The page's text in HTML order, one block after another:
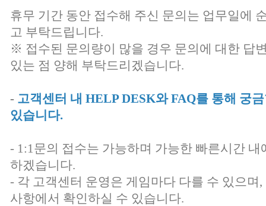
휴무 기간 동안 접수해 주신 문의는 업무일에
고 부탁드립니다.
※ 접수된 문의량이 많을 경우 문의에 대한 답
있는 점 양해 부탁드리겠습니다.
- 고객센터 내 HELP DESK와 FAQ를 통해 궁
있습니다.
- 1:1문의 접수는 가능하며 가능한 빠른시간
하겠습니다.
- 각 고객센터 운영은 게임마다 다를 수 있으며
사항에서 확인하실 수 있습니다.